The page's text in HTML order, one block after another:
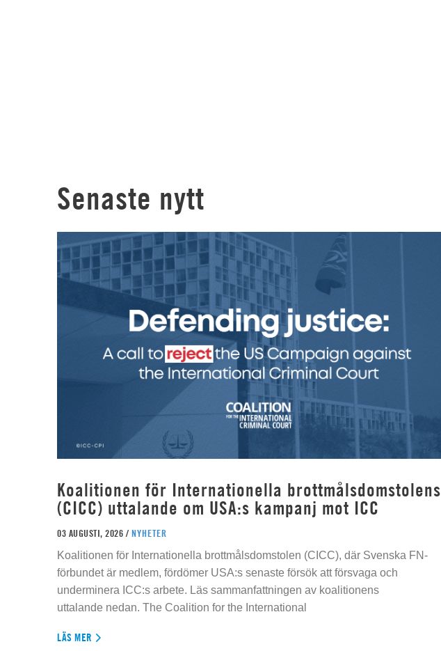
Senaste nytt
Koalitionen för Internationella brottmålsdomstolens
(CICC) uttalande om USA:s kampanj mot ICC
03 AUGUSTI, 2026 / NYHETER
Koalitionen för Internationella brottmålsdomstolen (CICC), där Svenska FN-
förbundet är medlem, fördömer USA:s senaste försök att försvaga och
underminera ICC:s arbete. Läs sammanfattningen av koalitionens
uttalande nedan. The Coalition for the International
LÄS MER